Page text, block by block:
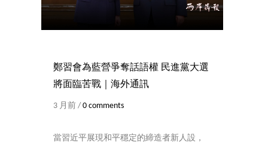
鄭習會為藍營爭奪話語權 民進黨大選
將面臨苦戰｜海外通訊
3 月前 / 0 comments
當習近平展現和平穩定的締造者新人設，